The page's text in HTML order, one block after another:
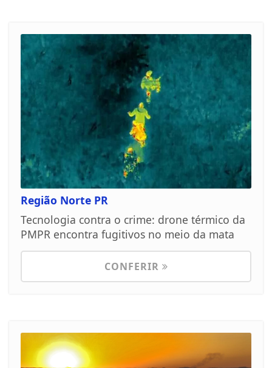
Região Norte PR
Tecnologia contra o crime: drone térmico da
PMPR encontra fugitivos no meio da mata
CONFERIR